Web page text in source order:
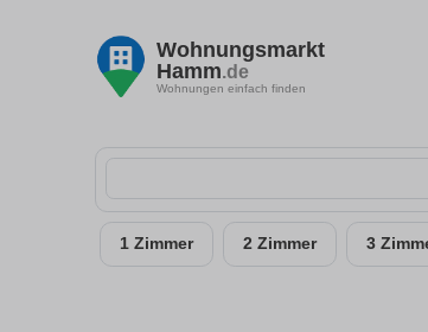
Wohnungsmarkt
Hamm.de
Wohnungen einfach finden
1 Zimmer 2 Zimmer 3